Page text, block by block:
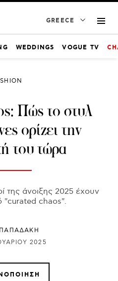
GREECE
WEDDINGS VOGUE TV
Πώς το στυλ
ορίζει την
του τώρα
της άνοιξης 2025 έχουν
"curated chaos".
2025